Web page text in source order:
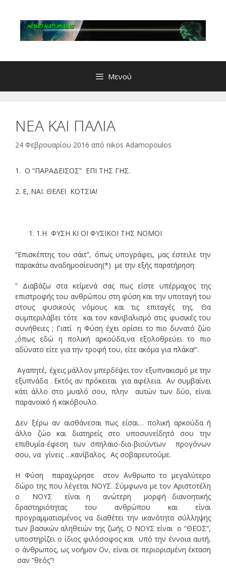
περιεχόμενο
Μενού
ΝΕΑ ΚΑΙ ΠΑΛΙΑ
24 Φεβρουαρίου 2016 από nikos Adamopoulos
1. Ο “ΠΑΡΑΔΕΙΣΟΣ” ΕΠΙ ΤΗΣ ΓΗΣ.
2. Ε, ΝΑΙ. ΘΕΛΕΙ ΚΟΤΣΙΑ!
1.Η ΦΥΣΗ ΚΙ ΟΙ ΦΥΣΙΚΟΙ ΤΗΣ ΝΟΜΟΙ
“Επισκέπτης του σάιτ”, όπως υπογράφει, μας έστειλε την
παρακάτω αναδημοσίευση(*) με την εξής παρατήρηση:
” Διαβάζω στα κείμενά σας πως είστε υπέρμαχος της
επιστροφής του ανθρώπου στη φύση και την υποταγή του
στους φυσικούς νόμους και τις επιταγές της. Θα
συμπεριλάβει τότε και τον κανιβαλισμό στις φυσικές του
συνήθειες ; Γιατί η Φύση έχει ορίσει το πιο δυνατό ζώο
,όπως εδώ η πολική αρκούδα,να εξολοθρεύει το πιο
αδύνατο είτε για την τροφή του, είτε ακόμα για πλάκα!”.
Αγαπητέ, έχεις μάλλον μπερδέψει τον εξυπνακισμό με την
εξυπνάδα . Εκτός αν πρόκειται για αφέλεια. Αν συμβαίνει
κάτι άλλο στο μυαλό σου, πλην αυτών των δύο, είναι
παρανοϊκό ή κακόβουλο.
Δεν ξέρω αν αισθάνεσαι πως είσαι… πολική αρκούδα ή
άλλο ζώο και διατηρείς στο υποσυνείδητό σου την
επιθυμία-έφεση των σπηλαιο-δια-βιούντων προγόνων
σου, να γίνεις …κανίβαλος. Ας σοβαρευτούμε.
Η Φύση παραχώρησε στον ΄Ανθρωπο το μεγαλύτερο
δώρο της που λέγεται ΝΟΥΣ. Σύμφωνα με τον Αριστοτέλη
o ΝΟΥΣ είναι η ανώτερη µορφή διανοητικής
δραστηριότητας του ανθρώπου και είναι
προγραμματισμένος να διαθέτει την ικανότητα σύλληψης
των βασικών αληθειών της ζωής. Ο ΝΟΥΣ είναι ο “ΘΕΟΣ”,
υποστηρίζει ο ίδιος φιλόσοφος και υπό την έννοια αυτή,
ο άνθρωπος, ως νοήμον Ον, είναι σε περιορισμένη έκταση
σαν “θεός”!